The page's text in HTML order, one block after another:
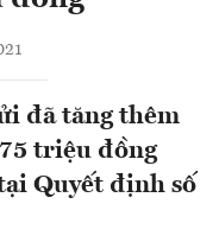
đã tăng thêm
triệu đồng
Quyết định số